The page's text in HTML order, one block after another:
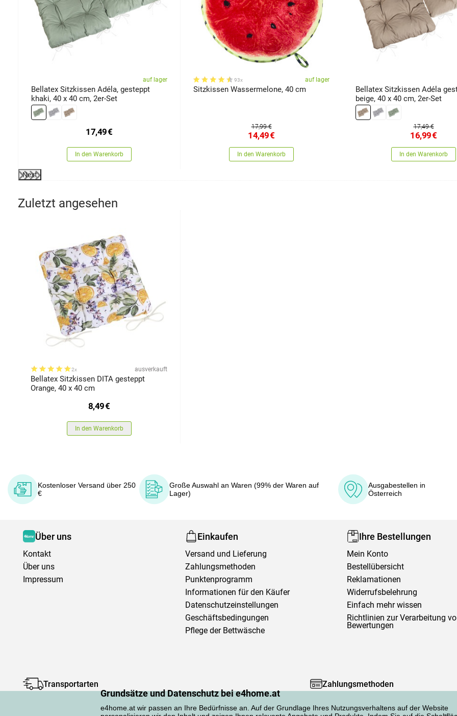
Grundsätze und Datenschutz bei e4home.at
e4home.at wir passen an Ihre Bedürfnisse an. Auf der Grundlage Ihres Nutzungsverhaltens auf der Website
auf lager
Bellatex Sitzkissen Adéla, gesteppt
khaki, 40 x 40 cm, 2er-Set
17,49€
In den Warenkorb
93x auf lager
Sitzkissen Wassermelone, 40 cm
17,99 €
14,49€
In den Warenkorb
Bellatex Sitzkissen Adéla
beige, 40 x 40 cm, 2er-Set
17,49 €
16,99€
In den Warenkorb
Next
Zuletzt angesehen
2x ausverkauft
Bellatex Sitzkissen DITA gesteppt
Orange, 40 x 40 cm
8,49€
In den Warenkorb
Kostenloser Versand über 250
€
Große Auswahl an Waren (99% der Waren auf
Lager)
Ausgabestellen in
Österreich
Über uns
Kontakt
Über uns
Impressum
Einkaufen
Versand und Lieferung
Zahlungsmethoden
Punktenprogramm
Informationen für den Käufer
Datenschutzeinstellungen
Geschäftsbedingungen
Pflege der Bettwäsche
Ihre Bestellungen
Mein Konto
Bestellübersicht
Reklamationen
Widerrufsbelehrung
Einfach mehr wissen
Richtlinien zur Verarbeitung
Bewertungen
Transportarten Zahlungsmethoden